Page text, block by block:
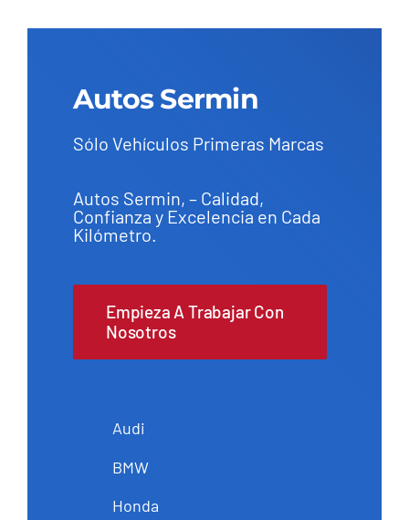
Autos Sermin
Sólo Vehículos Primeras Marcas
Autos Sermin, – Calidad,
Confianza y Excelencia en Cada
Kilómetro.
Empieza A Trabajar Con
Nosotros
Audi
BMW
Honda